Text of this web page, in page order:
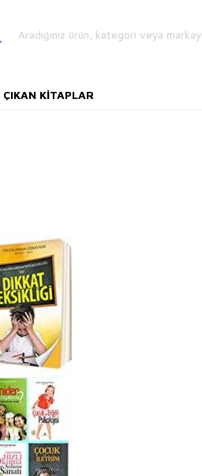
ÇIKAN KITAPLAR